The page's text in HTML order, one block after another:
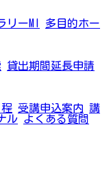
リーMI
多目的ホー
貸出期間延長申請
受講申込案内 講
ル よくある質問